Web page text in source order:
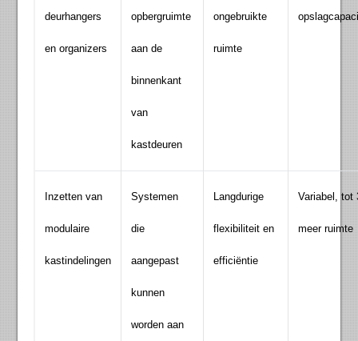
deurhangers
en organizers
opbergruimte
aan de
binnenkant
van
kastdeuren
ongebruikte
ruimte
Inzetten van
modulaire
kastindelingen
Systemen
die
aangepast
kunnen
worden aan
Langdurige
flexibiliteit en
efficiëntie
Variabel, tot
meer ruimte